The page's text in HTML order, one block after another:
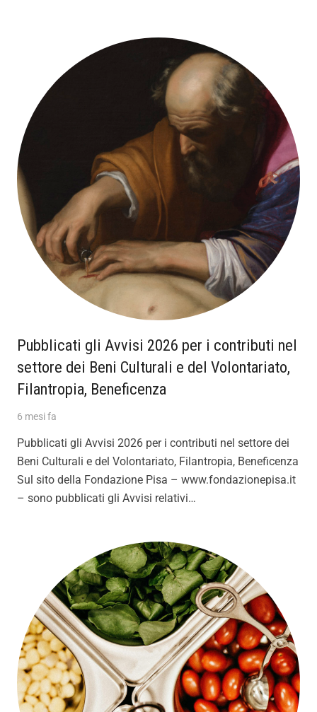
Pubblicati gli Avvisi 2026 per i contributi nel
settore dei Beni Culturali e del Volontariato,
Filantropia, Beneficenza
6 mesi fa
Pubblicati gli Avvisi 2026 per i contributi nel settore dei
Beni Culturali e del Volontariato, Filantropia, Beneficenza
Sul sito della Fondazione Pisa – www.fondazionepisa.it
– sono pubblicati gli Avvisi relativi…